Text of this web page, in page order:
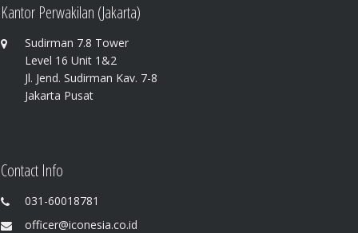
Kantor Perwakilan (Jakarta)
Sudirman 7.8 Tower
Level 16 Unit 1&2
Jl. Jend. Sudirman Kav. 7-8
Jakarta Pusat
Contact Info
031-60018781
officer@iconesia.co.id